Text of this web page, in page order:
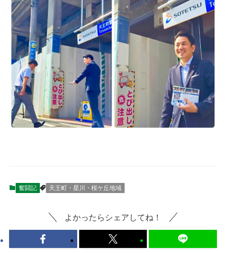
奮闘記 天王町・星川・桜ケ丘地域
よかったらシェアしてね！